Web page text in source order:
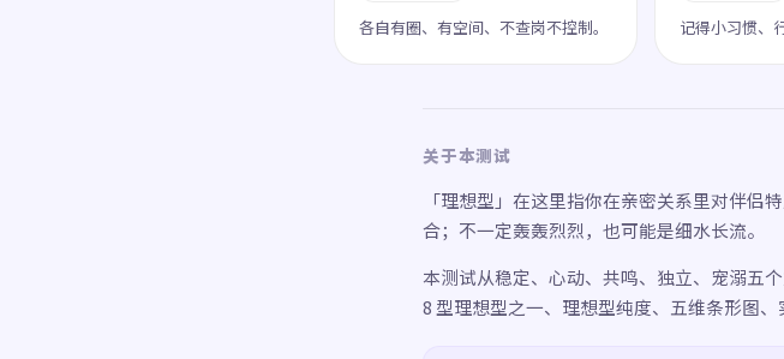
各自有圈、有空间、不查岗不控制。
记得小习惯、
关于本测试
「理想型」在这里指你在亲密关系里对伴侣
合；不一定轰轰烈烈，也可能是细水长流。
本测试从稳定、心动、共鸣、独立、宠溺五
8 型理想型之一、理想型纯度、五维条形图、